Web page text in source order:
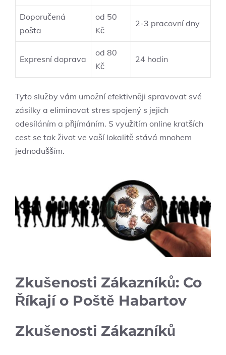
Doporučená
pošta
od 50
Kč
2-3 pracovní dny
Expresní doprava
od 80
Kč
24 hodin
Tyto služby vám umožní efektivněji spravovat své
zásilky a eliminovat stres spojený s jejich
odesíláním a přijímáním. S využitím online kratších
cest se tak život ve vaší lokalitě stává mnohem
jednodušším.
Zkušenosti Zákazníků: Co
Říkají o Poště Habartov
Zkušenosti Zákazníků